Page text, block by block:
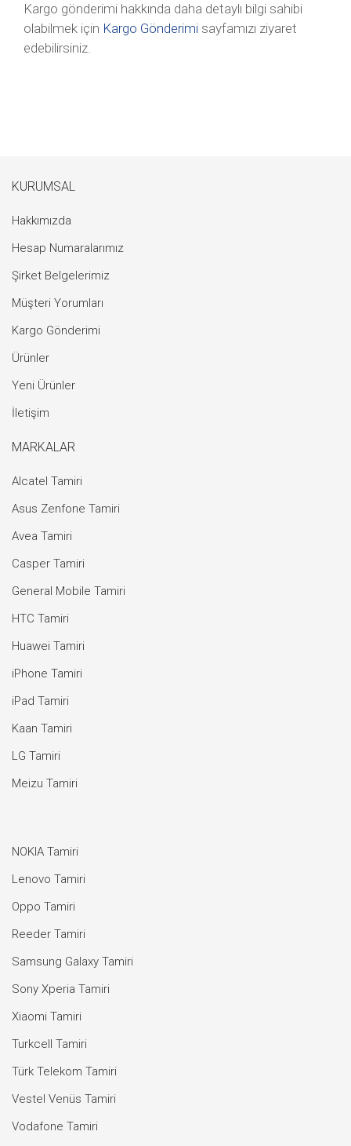
Kargo gönderimi hakkında daha detaylı bilgi sahibi
olabilmek için Kargo Gönderimi sayfamızı ziyaret
edebilirsiniz.
KURUMSAL
Hakkımızda
Hesap Numaralarımız
Şirket Belgelerimiz
Müşteri Yorumları
Kargo Gönderimi
Ürünler
Yeni Ürünler
İletişim
MARKALAR
Alcatel Tamiri
Asus Zenfone Tamiri
Avea Tamiri
Casper Tamiri
General Mobile Tamiri
HTC Tamiri
Huawei Tamiri
iPhone Tamiri
iPad Tamiri
Kaan Tamiri
LG Tamiri
Meizu Tamiri
NOKIA Tamiri
Lenovo Tamiri
Oppo Tamiri
Reeder Tamiri
Samsung Galaxy Tamiri
Sony Xperia Tamiri
Xiaomi Tamiri
Turkcell Tamiri
Türk Telekom Tamiri
Vestel Venüs Tamiri
Vodafone Tamiri